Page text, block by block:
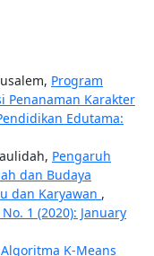
Program
Penanaman Karakter
Edutama:
Pengaruh
dan Budaya
dan Karyawan ,
1 (2020): January
K-Means